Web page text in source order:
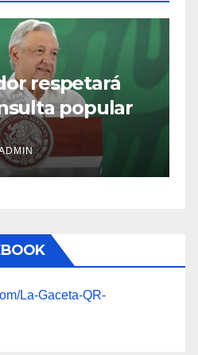
respetará
popular
La-Gaceta-QR-